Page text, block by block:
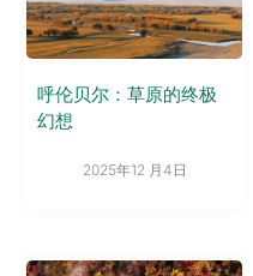
呼伦贝尔：草原的终极
幻想
2025年12 月4日